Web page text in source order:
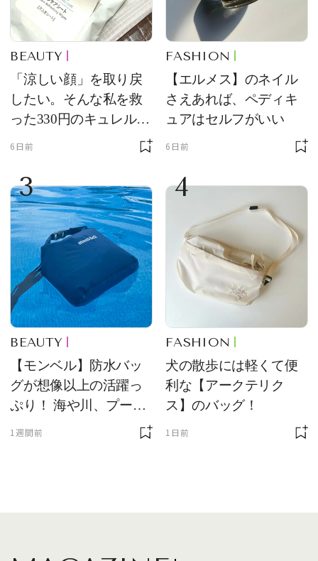
BEAUTY
「涼しい顔」を取り戻
したい。そんな私を救
った330円のキュレル名
6日前
FASHION
【エルメス】のネイル
さえあれば、ペディキ
ュアはセルフがいい
6日前
3
BEAUTY
【モンベル】防水バッ
グが想像以上の活躍っ
ぷり！ 海や川、プール
1週間前
4
FASHION
犬の散歩には軽くて便
利な【アークテリク
ス】のバッグ！
1日前